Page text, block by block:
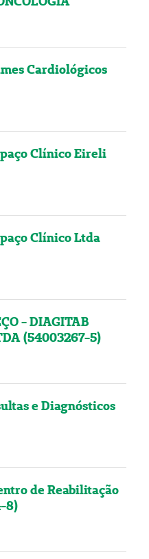
Cardiológicos
Clínico Eireli
Clínico Ltda
- DIAGITAB
(54003267-5)
e Diagnósticos
de Reabilitação
8)